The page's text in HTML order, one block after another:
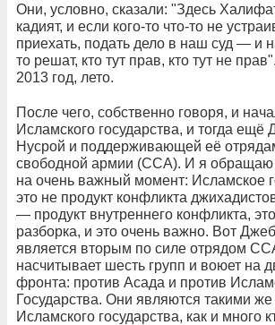
Они, условно, сказали: "Здесь
кадият, и если кого-то что-то не
приехать, подать дело в наш суд — и
то решат, кто тут прав, кто тут не
2013 год, лето.
После чего, собственно говоря, и
Исламского государства, и тогда ещё
Нусрой и поддерживающей её
свободной армии (ССА). И я
на очень важный момент: Исламское
это не продукт конфликта
— продукт внутреннего конфликта,
разборка, и это очень важно. Вот
является вторым по силе отрядом
насчитывает шесть групп и воюет на
фронта: против Асада и против
Государства. Они являются такими
Исламского государства, как и много